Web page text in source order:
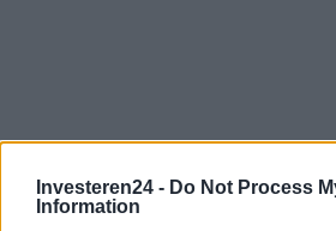
Investeren24 - Do Not Process
Information
Verder lezen